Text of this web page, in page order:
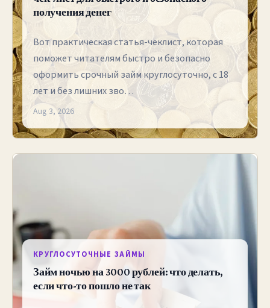
получения денег
Вот практическая статья-чеклист, которая
поможет читателям быстро и безопасно
оформить срочный займ круглосуточно, с 18
лет и без лишних зво…
Aug 3, 2026
КРУГЛОСУТОЧНЫЕ ЗАЙМЫ
Займ ночью на 3000 рублей: что делать,
если что-то пошло не так